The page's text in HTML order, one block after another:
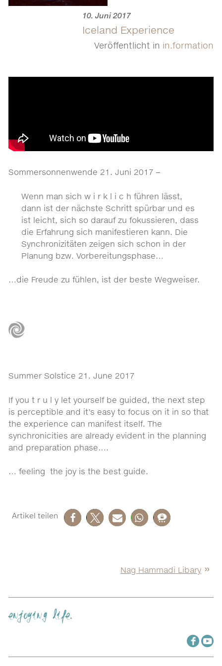
10. Juni 2017
Iceland Experience
Veröffentlicht in in.formation
Sommersonnenwende 21. Juni 2017 –
Wenn man sich w i r k l i c h führen lässt,
dann ist der nächste Schritt spürbar und es
ist leicht, sich so darauf zu fokussieren, dass
die Erfahrung sich manifestieren kann. Die
Synchronizitäten zeigen sich schon in der
Planung bzw. Vorbereitungsphase…
…die Freude zu fühlen, ist der beste Wegweiser.
Summer Solstice 21. June 2017
If you t r u l y let yourself be guided, the next step
is perceptible and it’s easy to focus on it in so that
the experience can manifest itself. The
synchronicities are already evident in the planning
and preparation phase….
… feeling the joy is the best guide.
Nag Hammadi Libary
enjoying life.